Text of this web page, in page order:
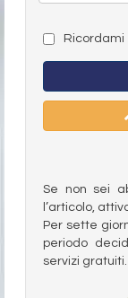
Ricordami
Se non sei
l’articolo,
Per sette
periodo
servizi gratuiti.